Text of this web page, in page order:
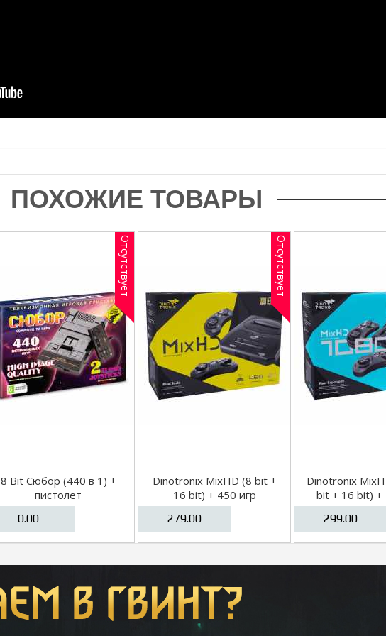
ПОХОЖИЕ ТОВАРЫ
Отсутствует
8 Bit Сюбор (440 в 1) +
пистолет
0.00
Отсутствует
Dinotronix MixHD (8 bit +
16 bit) + 450 игр
279.00
Dinotronix
bit + 16 bit) +
299.00